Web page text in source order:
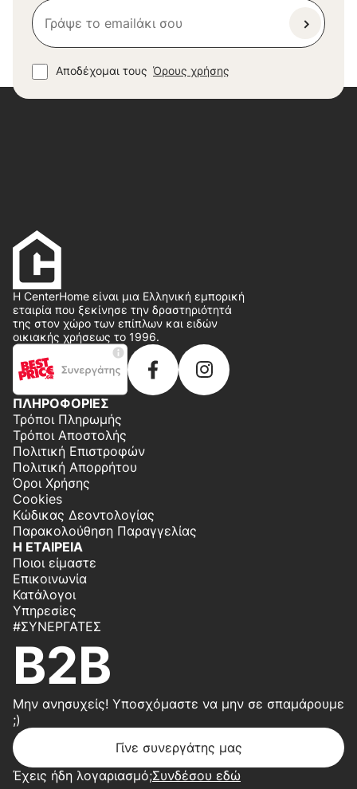
Αποδέχομαι τους Όρους χρήσης
Η CenterHome είναι μια Ελληνική εμπορική
εταιρία που ξεκίνησε την δραστηριότητά
της στον χώρο των επίπλων και ειδών
οικιακής χρήσεως το 1996.
ΠΛΗΡΟΦΟΡΙΕΣ
Τρόποι Πληρωμής
Τρόποι Αποστολής
Πολιτική Επιστροφών
Πολιτική Απορρήτου
Όροι Χρήσης
Cookies
Κώδικας Δεοντολογίας
Παρακολούθηση Παραγγελίας
Η ΕΤΑΙΡΕΙΑ
Ποιοι είμαστε
Επικοινωνία
Κατάλογοι
Υπηρεσίες
#ΣΥΝΕΡΓΆΤΕΣ
B2B
Μην ανησυχείς! Υποσχόμαστε να μην σε σπαμάρουμε
;)
Γίνε συνεργάτης μας
Έχεις ήδη λογαριασμό;Συνδέσου εδώ